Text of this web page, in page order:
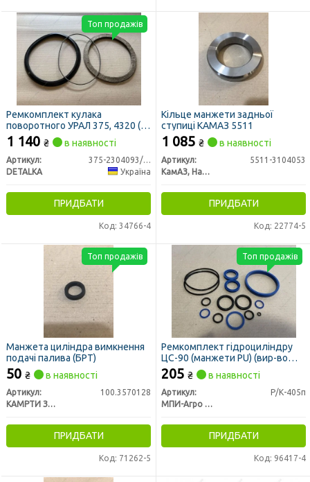
Ремкомплект кулака
поворотного УРАЛ 375, 4320 (3
найменування) (DETALKA)
1 140 ₴ в наявності
Артикул:
375-2304093/94/96
DETALKA
Україна
ПРИДБАТИ
Код: 34766-4
Топ продажів
Кільце манжети задньої
ступиці КАМАЗ 5511
1 085 ₴ в наявності
Артикул:
5511-3104053
КамАЗ, Набережные Челны
ПРИДБАТИ
Код: 22774-5
Манжета циліндра вимкнення
подачі палива (БРТ)
50 ₴ в наявності
Артикул:
100.3570128
КАМРТИ ЗАО, г.Балаково
ПРИДБАТИ
Код: 71262-5
Топ продажів
Ремкомплект гідроциліндру
ЦС-90 (манжети PU) (вир-во
МПИ-Агро, м. Мелітополь)
205 ₴ в наявності
Артикул:
Р/К-405п
МПИ-Агро ООО TM RINGROUP
ПРИДБАТИ
Код: 96417-4
Топ продажів